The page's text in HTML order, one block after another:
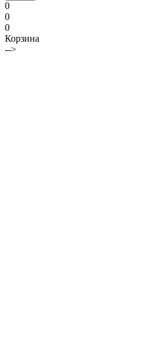
0
0
0
Корзина
-->